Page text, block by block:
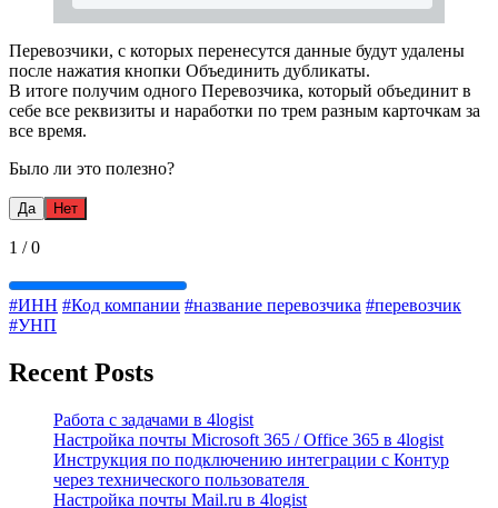
Перевозчики, с которых перенесутся данные будут удалены
после нажатия кнопки Объединить дубликаты.
В итоге получим одного Перевозчика, который объединит в
себе все реквизиты и наработки по трем разным карточкам за
все время.
Было ли это полезно?
Да Нет
1 /0
#ИНН #Код компании #название перевозчика #перевозчик
#УНП
Recent Posts
Работа с задачами в 4logist
Настройка почты Microsoft 365 / Office 365 в 4logist
Инструкция по подключению интеграции с Контур
через технического пользователя
Настройка почты Mail.ru в 4logist